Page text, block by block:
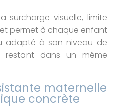
surcharge visuelle, limite
permet à chaque enfant
adapté à son niveau de
restant dans un même
maternelle
concrète